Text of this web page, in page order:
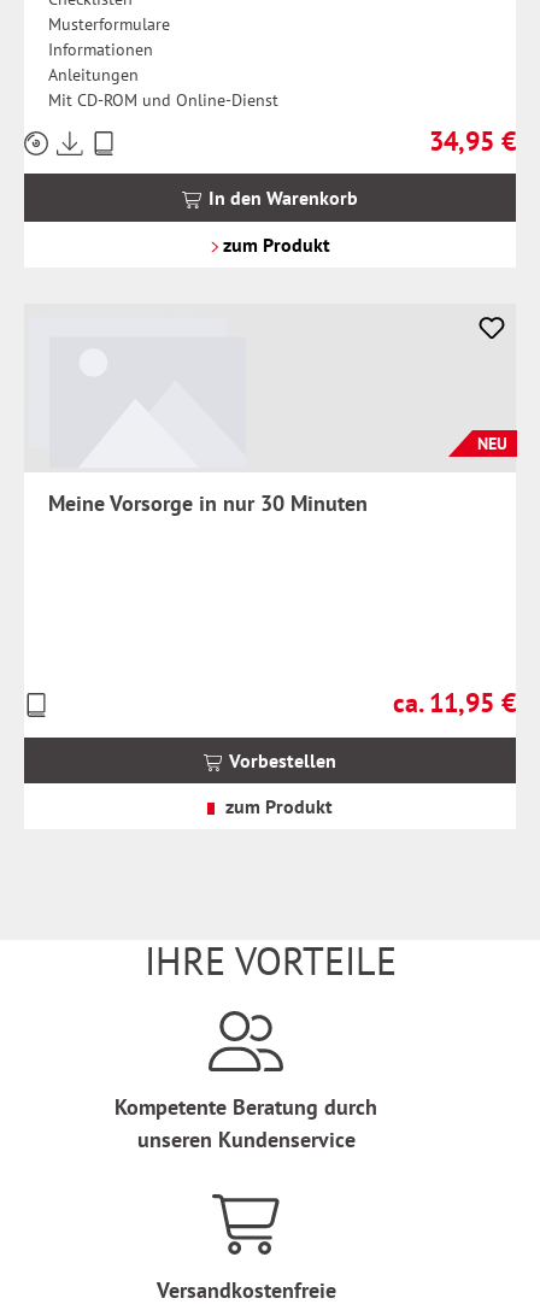
Musterformulare
Informationen
Anleitungen
Mit CD-ROM und Online-Dienst
Regulärer
34,95 €
Preise
inkl.
In den Warenkorb
zum Produkt
NEU
Meine Vorsorge in nur 30 Minuten
Regulärer Preis:
ca. 11,95 €
Preise
inkl.
Vorbestellen
zum Produkt
IHRE VORTEILE
Kompetente Beratung durch
unseren Kundenservice
Versandkostenfreie